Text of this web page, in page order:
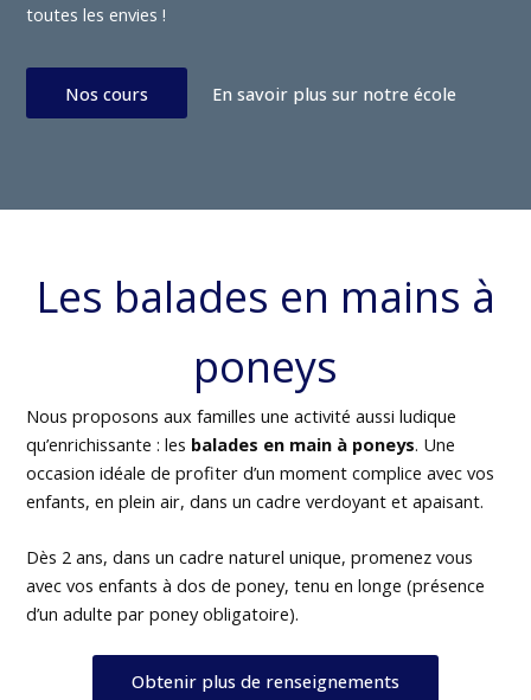
toutes les envies !
Nos cours En savoir plus sur notre école
Les balades en mains à
poneys
Nous proposons aux familles une activité aussi ludique
qu’enrichissante : les balades en main à poneys. Une
occasion idéale de profiter d’un moment complice avec vos
enfants, en plein air, dans un cadre verdoyant et apaisant.
Dès 2 ans, dans un cadre naturel unique, promenez vous
avec vos enfants à dos de poney, tenu en longe (présence
d’un adulte par poney obligatoire).
Obtenir plus de renseignements